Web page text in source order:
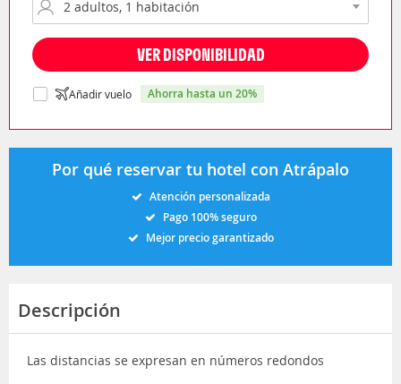
VER DISPONIBILIDAD
Añadir vuelo ahorra hasta un 20%
Por qué reservar tu hotel con Atrápalo
Atención personalizada
Pago 100% seguro
Mejor precio garantizado
Descripción
Las distancias se expresan en números redondos